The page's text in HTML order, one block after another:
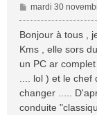
M
e
s
a
g
e
mardi 30
Bonjour à tous ,
Kms , elle sors
un PC ar
.... lol ) et le
changer .....
conduite